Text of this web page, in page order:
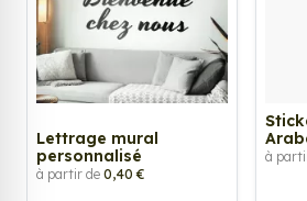
Lettrage mural
personnalisé
à partir de 0,40 €
à